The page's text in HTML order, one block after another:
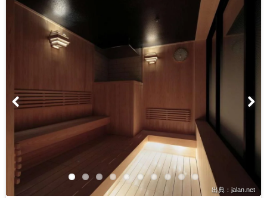
出典：jalan.net